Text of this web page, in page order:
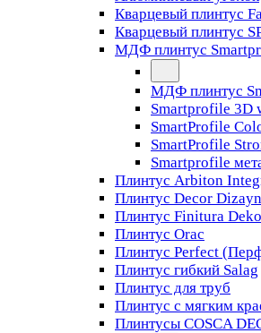
Кварцевый плинтус
Кварцевый плинтус
МДФ плинтус
МДФ плинтус
Smartprofile 3D
SmartProfile
SmartProfile
Smartprofile
Плинтус Arbiton
Плинтус Decor Dizayn
Плинтус Finitura
Плинтус Orac
Плинтус Perfect
Плинтус гибкий Salag
Плинтус для труб
Плинтус с мягким
Плинтусы COSCA